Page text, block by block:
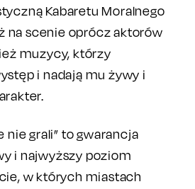
Kabaretu Moralnego
na scenie oprócz aktorów
muzycy, którzy
i nadają mu żywy i
nie grali” to gwarancja
i najwyższy poziom
w których miastach